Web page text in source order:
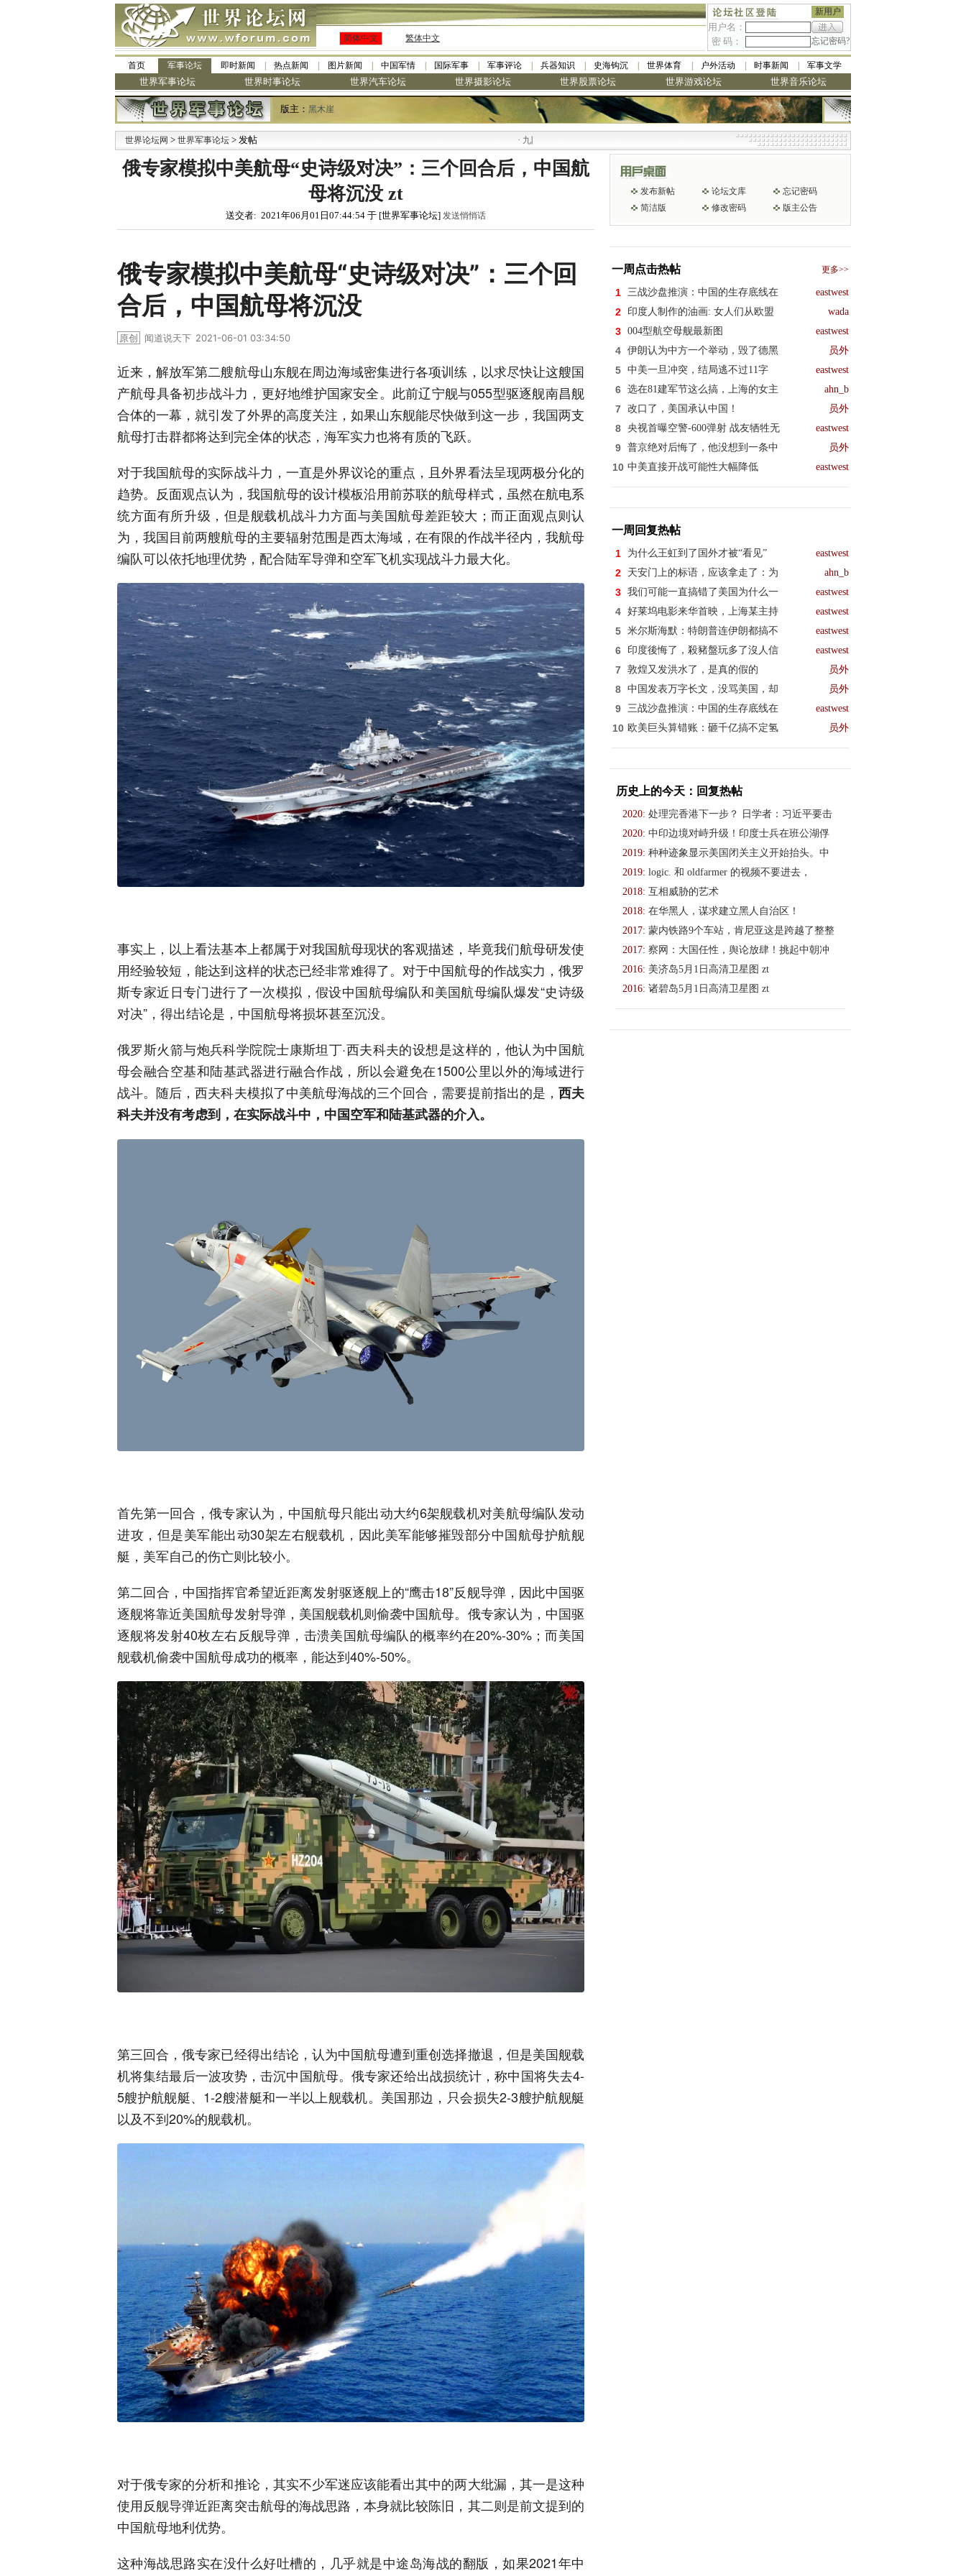
新用户
用户名：
密 码：
忘记密码?
简体中文 繁体中文
首页 军事论坛 即时新闻 热点新闻 图片新闻 中国军情 国际军事 军事评论 兵器知识 史海钩沉 世界体育 户外活动 时事新闻 军事文学
世界军事论坛 世界时事论坛 世界汽车论坛 世界摄影论坛 世界股票论坛 世界游戏论坛 世界音乐论坛
版主： 黑木崖
世界论坛网 > 世界军事论坛 > 发帖 九阳全新免清洗型豆浆机 全美最低
俄专家模拟中美航母“史诗级对决”：三个回合后，中国航
母将沉没 zt
送交者: 2021年06月01日07:44:54 于 [世界军事论坛] 发送悄悄话
俄专家模拟中美航母“史诗级对决”：三个回
合后，中国航母将沉没
原创 闻道说天下 2021-06-01 03:34:50
近来，解放军第二艘航母山东舰在周边海域密集进行各项训练，以求尽快让这艘国
产航母具备初步战斗力，更好地维护国家安全。此前辽宁舰与055型驱逐舰南昌舰
合体的一幕，就引发了外界的高度关注，如果山东舰能尽快做到这一步，我国两支
航母打击群都将达到完全体的状态，海军实力也将有质的飞跃。
对于我国航母的实际战斗力，一直是外界议论的重点，且外界看法呈现两极分化的
趋势。反面观点认为，我国航母的设计模板沿用前苏联的航母样式，虽然在航电系
统方面有所升级，但是舰载机战斗力方面与美国航母差距较大；而正面观点则认
为，我国目前两艘航母的主要辐射范围是西太海域，在有限的作战半径内，我航母
编队可以依托地理优势，配合陆军导弹和空军飞机实现战斗力最大化。
事实上，以上看法基本上都属于对我国航母现状的客观描述，毕竟我们航母研发使
用经验较短，能达到这样的状态已经非常难得了。对于中国航母的作战实力，俄罗
斯专家近日专门进行了一次模拟，假设中国航母编队和美国航母编队爆发“史诗级
对决”，得出结论是，中国航母将损坏甚至沉没。
俄罗斯火箭与炮兵科学院院士康斯坦丁·西夫科夫的设想是这样的，他认为中国航
母会融合空基和陆基武器进行融合作战，所以会避免在1500公里以外的海域进行
战斗。随后，西夫科夫模拟了中美航母海战的三个回合，需要提前指出的是， 西夫
科夫并没有考虑到，在实际战斗中，中国空军和陆基武器的介入。
首先第一回合，俄专家认为，中国航母只能出动大约6架舰载机对美航母编队发动
进攻，但是美军能出动30架左右舰载机，因此美军能够摧毁部分中国航母护航舰
艇，美军自己的伤亡则比较小。
第二回合，中国指挥官希望近距离发射驱逐舰上的“鹰击18”反舰导弹，因此中国驱
逐舰将靠近美国航母发射导弹，美国舰载机则偷袭中国航母。俄专家认为，中国驱
逐舰将发射40枚左右反舰导弹，击溃美国航母编队的概率约在20%-30%；而美国
舰载机偷袭中国航母成功的概率，能达到40%-50%。
第三回合，俄专家已经得出结论，认为中国航母遭到重创选择撤退，但是美国舰载
机将集结最后一波攻势，击沉中国航母。俄专家还给出战损统计，称中国将失去4-
5艘护航舰艇、1-2艘潜艇和一半以上舰载机。美国那边，只会损失2-3艘护航舰艇
以及不到20%的舰载机。
对于俄专家的分析和推论，其实不少军迷应该能看出其中的两大纰漏，其一是这种
使用反舰导弹近距离突击航母的海战思路，本身就比较陈旧，其二则是前文提到的
中国航母地利优势。
这种海战思路实在没什么好吐槽的，几乎就是中途岛海战的翻版，如果2021年中
发布新帖 论坛文库
忘记密码
简洁版
修改密码 版主公告
一周点击热帖 更多>>
1 三战沙盘推演：中国的生存底线在 eastwest
2 印度人制作的油画: 女人们从欧盟 wada
3 004型航空母舰最新图 eastwest
4 伊朗认为中方一个举动，毁了德黑 员外
5 中美一旦冲突，结局逃不过11字 eastwest
6 选在81建军节这么搞，上海的女主 ahn_b
7 改口了，美国承认中国！ 员外
8 央视首曝空警-600弹射 战友牺牲无 eastwest
9 普京绝对后悔了，他没想到一条中 员外
10 中美直接开战可能性大幅降低 eastwest
一周回复热帖
1 为什么王虹到了国外才被“看见” eastwest
2 天安门上的标语，应该拿走了：为 ahn_b
3 我们可能一直搞错了美国为什么一 eastwest
4 好莱坞电影来华首映，上海某主持 eastwest
5 米尔斯海默：特朗普连伊朗都搞不 eastwest
6 印度後悔了，殺豬盤玩多了沒人信 eastwest
7 敦煌又发洪水了，是真的假的 员外
8 中国发表万字长文，没骂美国，却 员外
9 三战沙盘推演：中国的生存底线在 eastwest
10 欧美巨头算错账：砸千亿搞不定氢 员外
历史上的今天：回复热帖
2020: 处理完香港下一步？ 日学者：习近平要击
2020: 中印边境对峙升级！印度士兵在班公湖俘
2019: 种种迹象显示美国闭关主义开始抬头。中
2019: logic. 和 oldfarmer 的视频不要进去，
2018: 互相威胁的艺术
2018: 在华黑人，谋求建立黑人自治区！
2017: 蒙内铁路9个车站，肯尼亚这是跨越了整整
2017: 察网：大国任性，舆论放肆！挑起中朝冲
2016: 美济岛5月1日高清卫星图 zt
2016: 诸碧岛5月1日高清卫星图 zt